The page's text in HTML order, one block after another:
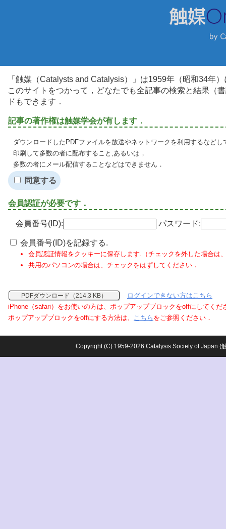
「触媒（Catalysts and Catalysis）」は1959年（昭和34年
このサイトをつかって，どなたでも全記事の検索と結果（
ドもできます．
記事の著作権は触媒学会が有します．
ダウンロードしたPDFファイルを放送やネットワークを利用するなど
印刷して多数の者に配布すること,あるいは，
多数の者にメール配信することなどはできません．
同意する
会員認証が必要です．
会員番号(ID): パスワード:
会員番号(ID)を記録する.
会員認証情報をクッキーに保存します.（チェックを外した場合は
共用のパソコンの場合は、チェックをはずしてください．
PDFダウンロード（214.3 KB）
ログインできない方はこちら
iPhone（safari）をお使いの方は、ポップアップブロックをoffにしてくだ
ポップアップブロックをoffにする方法は、 こちら をご参照ください．
Copyright (C) 1959-2026 Catalysis Society of Japan (